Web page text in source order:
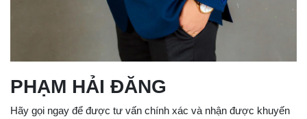
PHẠM HẢI ĐĂNG
Hãy gọi ngay để được tư vấn chính xác và nhận được khuyến